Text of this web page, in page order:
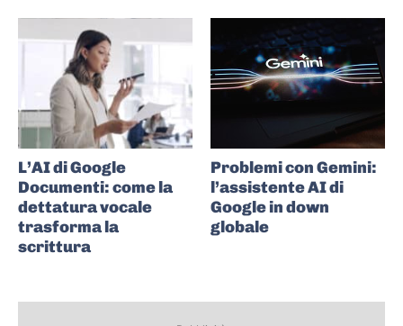
L’AI di Google
Documenti: come la
dettatura vocale
trasforma la
scrittura
Problemi con Gemini:
l’assistente AI di
Google in down
globale